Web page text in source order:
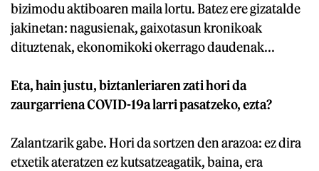
bizimodu aktiboaren maila lortu. Batez ere gizatalde
jakinetan: nagusienak, gaixotasun kronikoak
dituztenak, ekonomikoki okerrago daudenak...
Eta, hain justu, biztanleriaren zati hori da
zaurgarriena COVID-19a larri pasatzeko, ezta?
Zalantzarik gabe. Hori da sortzen den arazoa: ez dira
etxetik ateratzen ez kutsatzeagatik, baina, era